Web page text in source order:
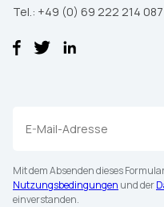
Tel.: +49 (0) 69 222 214 087
Mit dem Absenden dieses
Nutzungsbedingungen und der
einverstanden.